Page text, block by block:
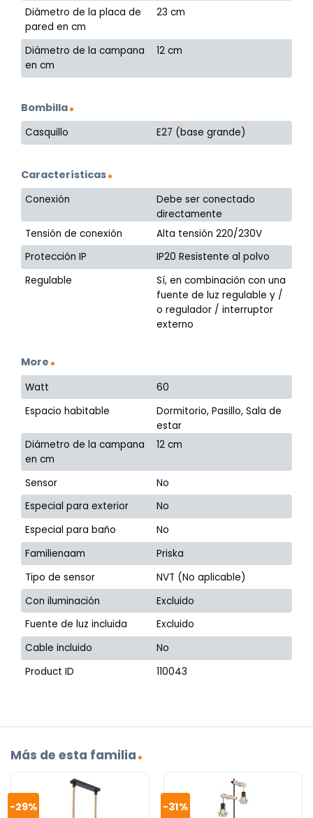
Diámetro de la placa de
pared en cm
23 cm
Diámetro de la campana
en cm
12 cm
Bombilla
Casquillo E27 (base grande)
Características
Conexión
Debe ser conectado
directamente
Tensión de conexión
Alta tensión 220/230V
Protección IP
IP20 Resistente al polvo
Regulable
Sí, en combinación con una
fuente de luz regulable y /
o regulador / interruptor
externo
More
Watt
60
Espacio habitable
Dormitorio, Pasillo, Sala de
estar
Diámetro de la campana
en cm
12 cm
Sensor
No
Especial para exterior
No
Especial para baño
No
Familienaam
Priska
Tipo de sensor
NVT (No aplicable)
Con iluminación
Excluido
Fuente de luz incluida
Excluido
Cable incluido
No
Product ID
110043
Más de esta familia
-29% -31%